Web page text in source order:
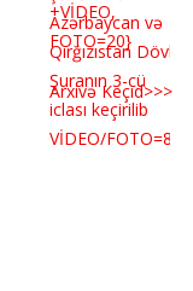
Arxivə Keçid>>>